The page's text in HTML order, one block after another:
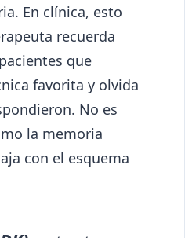
En clínica, esto
recuerda
que
favorita y olvida
No es
la memoria
con el esquema